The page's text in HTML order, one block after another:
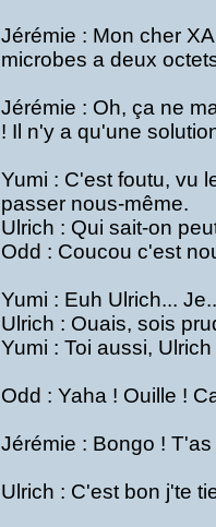
Jérémie : Mon cher
microbes a deux
Jérémie : Oh, ça ne
! Il n'y a qu'une
Yumi : C'est foutu, vu
passer nous-même.
Ulrich : Qui sait-on
Odd : Coucou c'est
Yumi : Euh Ulrich...
Ulrich : Ouais, sois
Yumi : Toi aussi, Ulrich
Odd : Yaha ! Ouille !
Jérémie : Bongo !
Ulrich : C'est bon j'te